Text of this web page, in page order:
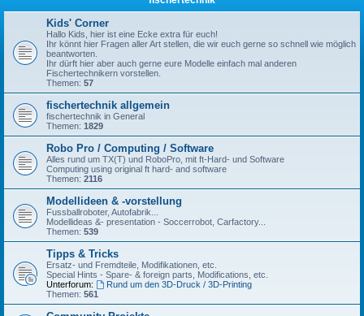
Kids' Corner
Hallo Kids, hier ist eine Ecke extra für euch!
Ihr könnt hier Fragen aller Art stellen, die wir euch gerne so schnell wie möglich
beantworten.
Ihr dürft hier aber auch gerne eure Modelle einfach mal anderen
Fischertechnikern vorstellen.
Themen: 57
fischertechnik allgemein
fischertechnik in General
Themen: 1829
Robo Pro / Computing / Software
Alles rund um TX(T) und RoboPro, mit ft-Hard- und Software
Computing using original ft hard- and software
Themen: 2116
Modellideen & -vorstellung
Fussballroboter, Autofabrik...
Modellideas &- presentation - Soccerrobot, Carfactory...
Themen: 539
Tipps & Tricks
Ersatz- und Fremdteile, Modifikationen, etc.
Special Hints - Spare- & foreign parts, Modifications, etc.
Unterforum:
Rund um den 3D-Druck / 3D-Printing
Themen: 561